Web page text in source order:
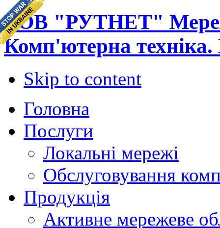
ТОВ "РУТНЕТ"
Комп'ютерна
Skip to content
Головна
Послуги
Локальні мережі
Обслуговування
Продукція
Активне мережеве